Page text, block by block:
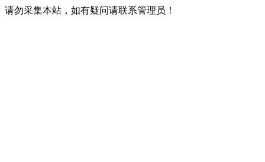
请勿采集本站，如有疑问请联系管理员！